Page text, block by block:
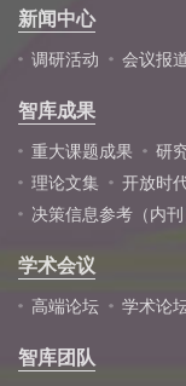
新闻中心
调研活动 会议报
智库成果
重大课题成果 研
理论文集
开放时
决策信息参考（内刊
学术会议
高端论坛 学术论
智库团队